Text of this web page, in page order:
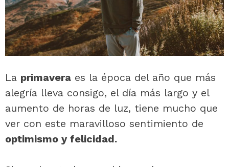
La primavera es la época del año que más
alegría lleva consigo, el día más largo y el
aumento de horas de luz, tiene mucho que
ver con este maravilloso sentimiento de
optimismo y felicidad.